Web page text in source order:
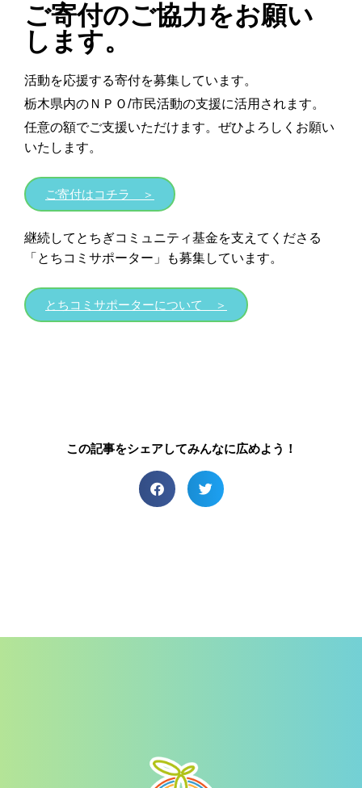
ご寄付のご協力をお願い
します。
活動を応援する寄付を募集しています。
栃木県内のＮＰＯ/市民活動の支援に活用されます。
任意の額でご支援いただけます。ぜひよろしくお願い
いたします。
ご寄付はコチラ ＞
継続してとちぎコミュニティ基金を支えてくださる
「とちコミサポーター」も募集しています。
とちコミサポーターについて ＞
この記事をシェアしてみんなに広めよう！